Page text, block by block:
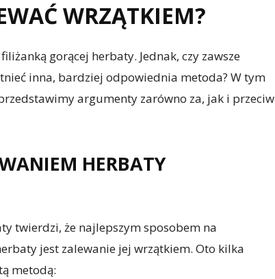
WRZĄTKIEM?
gorącej herbaty. Jednak, czy zawsze
inna, bardziej odpowiednia metoda? W tym
argumenty zarówno za, jak i przeciw
HERBATY
twierdzi, że najlepszym sposobem na
jest zalewanie jej wrzątkiem. Oto kilka
metodą: